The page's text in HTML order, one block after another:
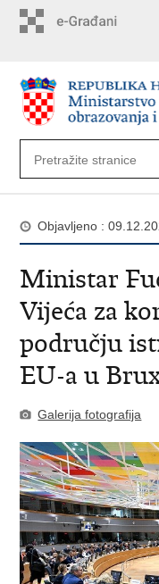
Objavljeno :
Ministar
Vijeća za
području
EU-a u
Galerija fotografija